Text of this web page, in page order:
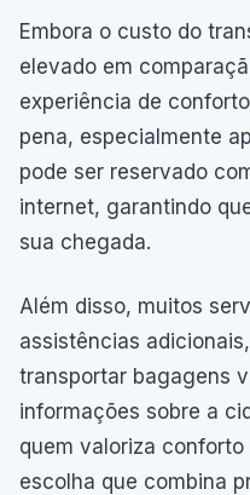
Embora o custo do
elevado em
experiência de
pena, especialmente
pode ser reservado
internet, garantindo
sua chegada.
Além disso, muitos
assistências
transportar bagagens
informações sobre a
quem valoriza
escolha que combina